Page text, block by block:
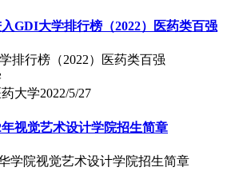
GDI大学排行榜（2022）医药类百强
排行榜（2022）医药类百强
大学2022/5/27
视觉艺术设计学院招生简章
学院视觉艺术设计学院招生简章